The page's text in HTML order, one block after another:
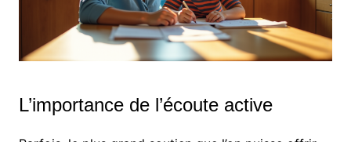
L’importance de l’écoute active